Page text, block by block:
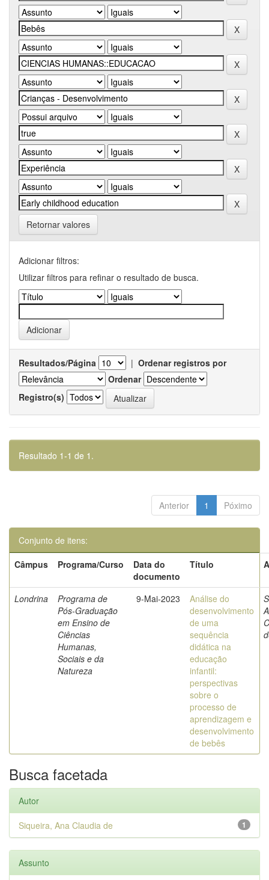
Retornar valores
Adicionar filtros:
Utilizar filtros para refinar o resultado de busca.
Resultados/Página | Ordenar registros por
Ordenar
Registro(s)
Resultado 1-1 de 1.
Anterior 1 Póximo
Conjunto de itens:
Câmpus
Programa/Curso
Data do
documento
Título
Londrina
Programa de
Pós-Graduação
em Ensino de
Ciências
Humanas,
Sociais e da
Natureza
9-Mai-2023
Análise do
desenvolvimento
de uma
sequência
didática na
educação
infantil:
perspectivas
sobre o
processo de
aprendizagem e
desenvolvimento
de bebês
Busca facetada
Autor
1
Siqueira, Ana Claudia de
Assunto